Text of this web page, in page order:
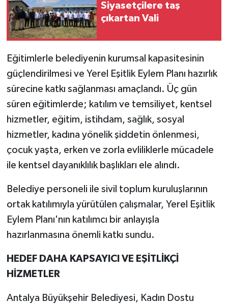
Siyasetçilere taş
çıkartan Vali
Eğitimlerle belediyenin kurumsal kapasitesinin
güçlendirilmesi ve Yerel Eşitlik Eylem Planı hazırlık
sürecine katkı sağlanması amaçlandı. Üç gün
süren eğitimlerde; katılım ve temsiliyet, kentsel
hizmetler, eğitim, istihdam, sağlık, sosyal
hizmetler, kadına yönelik şiddetin önlenmesi,
çocuk yaşta, erken ve zorla evliliklerle mücadele
ile kentsel dayanıklılık başlıkları ele alındı.
Belediye personeli ile sivil toplum kuruluşlarının
ortak katılımıyla yürütülen çalışmalar, Yerel Eşitlik
Eylem Planı'nın katılımcı bir anlayışla
hazırlanmasına önemli katkı sundu.
HEDEF DAHA KAPSAYICI VE EŞİTLİKÇİ
HİZMETLER
Antalya Büyükşehir Belediyesi, Kadın Dostu